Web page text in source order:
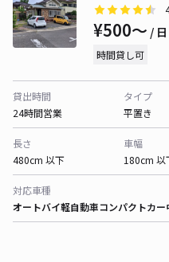
¥500〜 / 日
時間貸し可
貸出時間
24時間営業
タイプ
平置き
長さ
480cm 以下
車幅
180cm 以
対応車種
オートバイ軽自動車コンパクトカー